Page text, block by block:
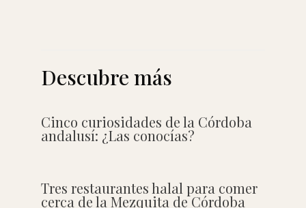
Descubre más
Cinco curiosidades de la Córdoba
andalusí: ¿Las conocías?
Tres restaurantes halal para comer
cerca de la Mezquita de Córdoba